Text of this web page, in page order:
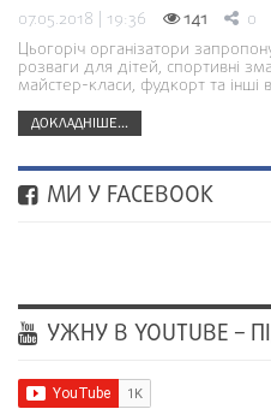
07.05.2018 | 19:36 141 0
Цьогоріч організатори
розваги для дітей, спортивні
майстер-класи, фудкорт та інші
ДОКЛАДНІШЕ...
МИ У FACEBOOK
УЖНУ В YOUTUBE –